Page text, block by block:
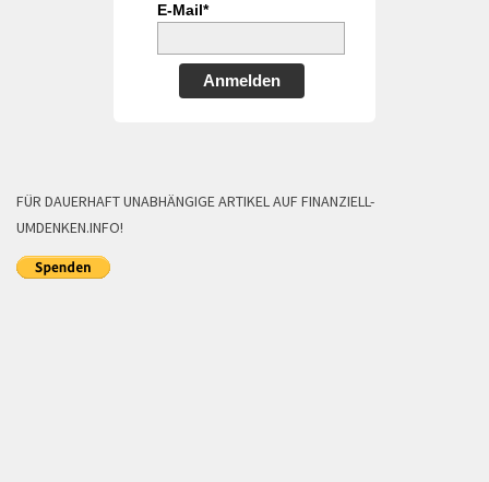
E-Mail*
Anmelden
FÜR DAUERHAFT UNABHÄNGIGE ARTIKEL AUF FINANZIELL-
UMDENKEN.INFO!